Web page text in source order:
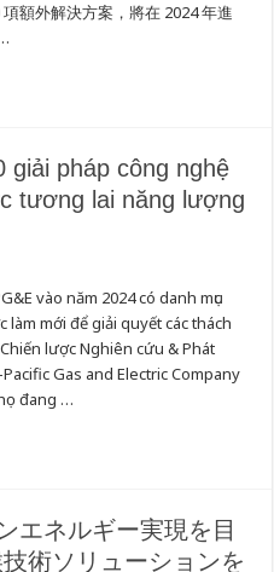
額外解決方案，將在 2024 年進
giải pháp công nghệ
tương lai năng lượng
vào năm 2024 có danh mục
mới để giải quyết các thách
lược Nghiên cứu & Phát
Gas and Electric Company
đang …
エネルギー実現を目
術ソリューションを